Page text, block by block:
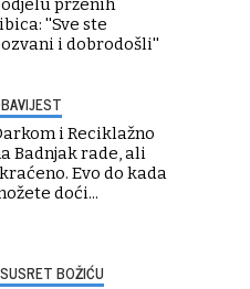
prženih
''Sve ste
i dobrodošli''
i Reciklažno
Badnjak rade, ali
Evo do kada
doći...
BOŽIĆU